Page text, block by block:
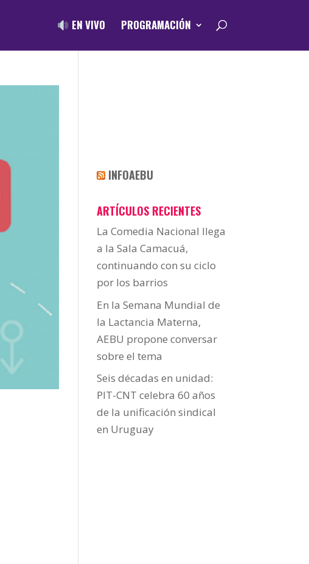
EN VIVO PROGRAMACIÓN
INFOAEBU
ARTÍCULOS RECIENTES
La Comedia Nacional llega
a la Sala Camacuá,
continuando con su ciclo
por los barrios
En la Semana Mundial de
la Lactancia Materna,
AEBU propone conversar
sobre el tema
Seis décadas en unidad:
PIT-CNT celebra 60 años
de la unificación sindical
en Uruguay